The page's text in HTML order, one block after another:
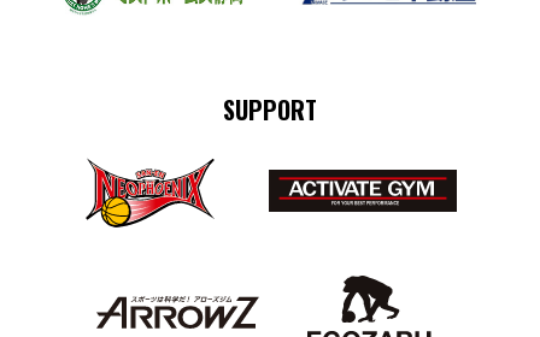
SUPPORT